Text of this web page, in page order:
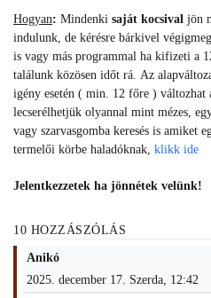
Hogyan: Mindenki saját kocsival jön
indulunk, de kérésre bárkivel
is vagy más programmal ha kifizeti a
találunk közösen időt rá. Az
igény esetén ( min. 12 főre ) változhat
lecserélhetjük olyannal mint mézes,
vagy szarvasgomba keresés is amiket
termelői körbe haladóknak, klikk ide
Jelentkezzetek ha jönnétek velünk!
10 HOZZÁSZÓLÁS
Anikó
2025. december 17. Szerda, 12:42